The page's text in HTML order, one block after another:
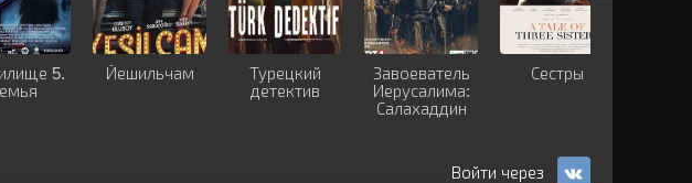
5.
Йешильчам
Турецкий
детектив
Завоеватель
Иерусалима:
Салахаддин
Сестры